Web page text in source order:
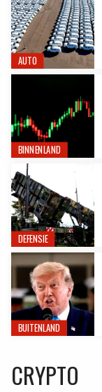
AUTO
BINNENLAND
DEFENSIE
BUITENLAND
CRYPTO